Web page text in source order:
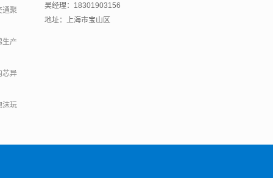
通聚
生产
芯异
沫玩
吴经理：18301903156
地址：上海市宝山区